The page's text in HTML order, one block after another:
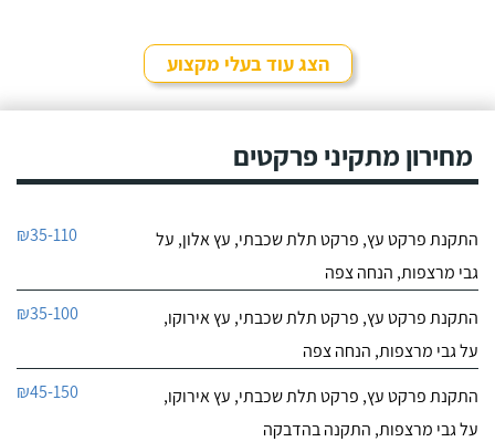
הצג עוד בעלי מקצוע
מחירון מתקיני פרקטים
התקנת פרקט עץ, פרקט תלת שכבתי, עץ אלון, על
גבי מרצפות, הנחה צפה
₪35-110
התקנת פרקט עץ, פרקט תלת שכבתי, עץ אירוקו,
על גבי מרצפות, הנחה צפה
₪35-100
התקנת פרקט עץ, פרקט תלת שכבתי, עץ אירוקו,
על גבי מרצפות, התקנה בהדבקה
₪45-150